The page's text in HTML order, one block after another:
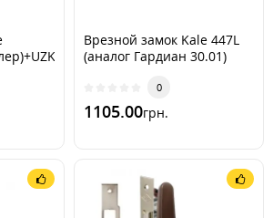
Врезной замок Kale 447L
(аналог Гардиан 30.01)
0
1105.00грн.